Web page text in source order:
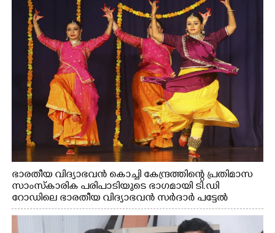
ഭാരതീയ വിദ്യാഭവൻ കൊച്ചി കേന്ദ്രത്തിന്റെ പ്രതിമാസ
സാംസ്കാരിക പരിപാടിയുടെ ഭാഗമായി ടി.ഡി
റോഡിലെ ഭാരതീയ വിദ്യാഭവൻ സർദാർ പട്ടേൽ
സഭാഗൃഹത്തിൽ എം. അക്ഷതയുടെ നേതൃത്വത്തിൽ
അവതരിപ്പിച്ച ലയ നമൻ കഥക് നൃത്തത്തിൽ നിന്ന്